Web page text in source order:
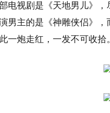
电视剧是《天地男儿》
男主的是《神雕侠侣》
一炮走红，一发不可收拾。